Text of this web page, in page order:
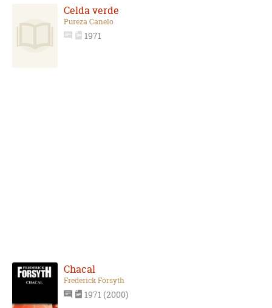
Celda verde
Pureza Canelo
1971
Chacal
Frederick Forsyth
1971 (2000)